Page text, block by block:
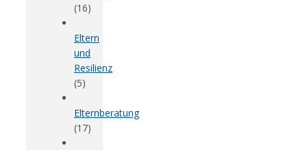
(16)
Eltern
und
Resilienz
(5)
Elternberatung
(17)